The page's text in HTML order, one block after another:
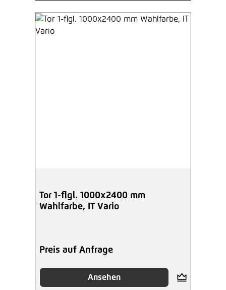
Tor 1-flgl. 1000x2400 mm
Wahlfarbe, IT Vario
Preis auf Anfrage
Ansehen